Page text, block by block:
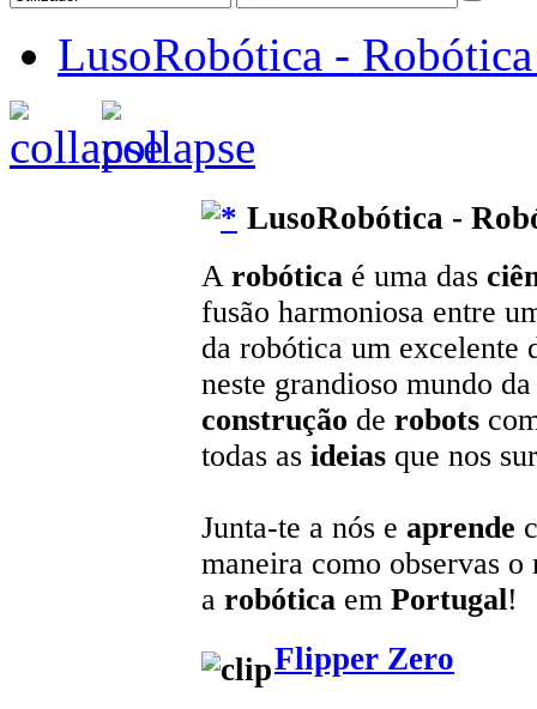
LusoRobótica -
LusoRobótica -
A robótica é uma das
fusão harmoniosa entre
da robótica um excelente
neste grandioso mundo
construção de robots
todas as ideias que nos
Junta-te a nós e aprende
maneira como observas
a robótica em Portugal!
Flipper Zero